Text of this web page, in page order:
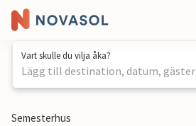
Vart skulle du vilja åka?
Lägg till destination, datum, gäster
1 / 23
Semesterhus